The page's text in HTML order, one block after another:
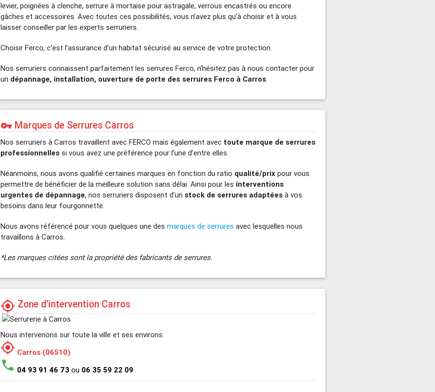
levier, poignées à clenche, serrure à mortaise pour astragale, verrous encastrés ou encore
gâches et accessoires. Avec toutes ces possibilités, vous n’avez plus qu’à choisir et à vous
laisser conseiller par les experts serruriers.
Choisir Ferco, c’est l’assurance d’un habitat sécurisé au service de votre protection.
Nos serruriers connaissent parfaitement les serrures Ferco, n’hésitez pas à nous contacter pour
un dépannage, installation, ouverture de porte des serrures Ferco à Carros
vpn_key Marques de Serrures Carros
Nos serruriers à Carros travaillent avec FERCO mais également avec toute marque de serrures
professionnelles si vous avez une préférence pour l’une d’entre elles.
Néanmoins, nous avons qualifié certaines marques en fonction du ratio qualité/prix pour vous
permettre de bénéficier de la meilleure solution sans délai. Ainsi pour les interventions
urgentes de dépannage, nos serruriers disposent d’unstock de serrures adaptées à vos
besoins dans leur fourgonnette.
Nous avons référencé pour vous quelques une desmarques de serrures avec lesquelles nous
travaillons à Carros.
*Les marques citées sont la propriété des fabricants de serrures.
my_location Zone d'intervention Carros
Nous intervenons sur toute la ville et ses environs:
my_location Carros (06510)
phone 04 93 91 46 73 ou 06 35 59 22 09